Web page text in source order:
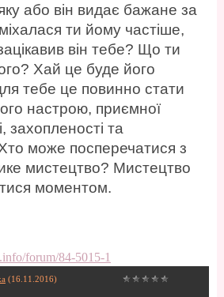
або він видає бажане за
ти йому частіше,
він тебе? Що ти
Хай це буде його
тебе це повинно стати
настрою, приємної
захопленості та
може посперечатися з
мистецтво? Мистецтво
моментом.
forum/84-5015-1
(16.11.2016)